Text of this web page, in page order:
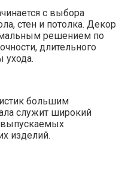
с выбора
стен и потолка. Декор
решением по
длительного
ухода.
большим
служит широкий
изделий.